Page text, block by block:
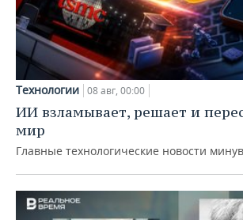
Технологии 08 авг, 00:00
ИИ взламывает, решает и
мир
Главные технологические новости